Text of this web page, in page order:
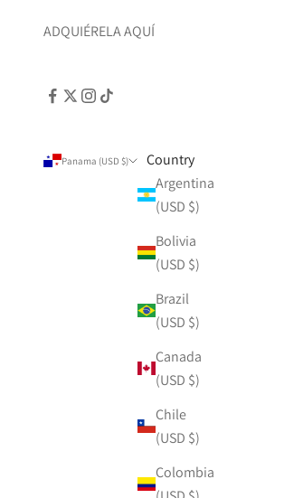
ADQUIÉRELA AQUÍ
Panama (USD $)
Country
Argentina
(USD $)
Bolivia
(USD $)
Brazil
(USD $)
Canada
(USD $)
Chile
(USD $)
Colombia